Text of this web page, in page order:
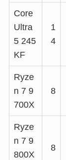
Core
Ultra
5 245
KF
1
4
Ryze
n 7 9
700X
8
Ryze
n 7 9
800X
8